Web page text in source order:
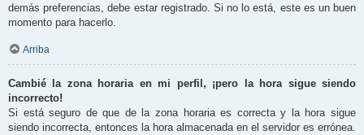
demás preferencias, debe estar registrado. Si no lo está, este es un buen
momento para hacerlo.
Arriba
Cambié la zona horaria en mi perfil, ¡pero la hora sigue siendo
incorrecto!
Si está seguro de que de la zona horaria es correcta y la hora sigue
siendo incorrecta, entonces la hora almacenada en el servidor es errónea.